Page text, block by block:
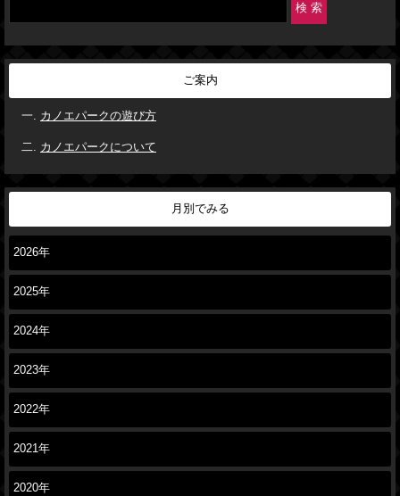
ご案内
カノエパークの遊び方
カノエパークについて
月別でみる
2026年
2025年
2024年
2023年
2022年
2021年
2020年